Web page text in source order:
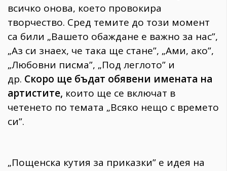
ПОСЛЕДВАЙТЕ
НИ
всичко онова, което провокира
творчество. Сред темите до този момент
са били „Вашето обаждане е важно за нас”,
„Аз си знаех, че така ще стане”, „Ами, ако”,
„Любовни писма”, „Под леглото” и
др. Скоро ще бъдат обявени имената на
артистите, които ще се включат в
четенето по темата „Всяко нещо с времето
си”.
„Пощенска кутия за приказки” e идея на